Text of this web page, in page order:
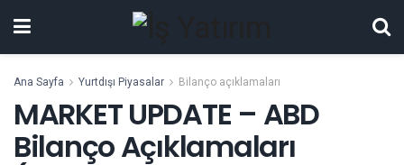
Ana Sayfa Yurtdışı Piyasalar Bilanço açıklamaları
MARKET UPDATE – ABD
Bilanço Açıklamaları